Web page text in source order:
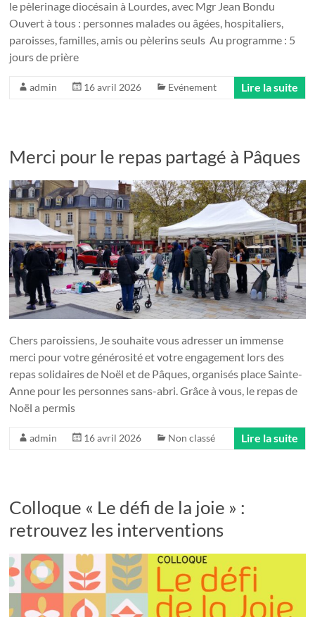
le pèlerinage diocésain à Lourdes, avec Mgr Jean Bondu
Ouvert à tous : personnes malades ou âgées, hospitaliers,
paroisses, familles, amis ou pèlerins seuls Au programme : 5
jours de prière
admin 16 avril 2026 Evénement Lire la suite
Merci pour le repas partagé à Pâques
Chers paroissiens, Je souhaite vous adresser un immense
merci pour votre générosité et votre engagement lors des
repas solidaires de Noël et de Pâques, organisés place Sainte-
Anne pour les personnes sans-abri. Grâce à vous, le repas de
Noël a permis
admin 16 avril 2026 Non classé Lire la suite
Colloque « Le défi de la joie » :
retrouvez les interventions